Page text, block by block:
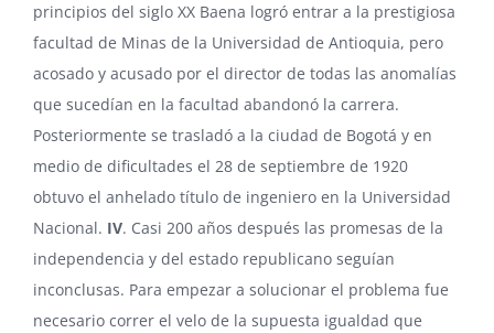
principios del siglo XX Baena logró entrar a la prestigiosa
facultad de Minas de la Universidad de Antioquia, pero
acosado y acusado por el director de todas las anomalías
que sucedían en la facultad abandonó la carrera.
Posteriormente se trasladó a la ciudad de Bogotá y en
medio de dificultades el 28 de septiembre de 1920
obtuvo el anhelado título de ingeniero en la Universidad
Nacional. IV. Casi 200 años después las promesas de la
independencia y del estado republicano seguían
inconclusas. Para empezar a solucionar el problema fue
necesario correr el velo de la supuesta igualdad que